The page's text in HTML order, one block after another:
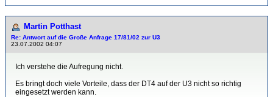
Martin Potthast
Re: Antwort auf die Große Anfrage 17/81/02 zur U3
23.07.2002 04:07
Ich verstehe die Aufregung nicht.
Es bringt doch viele Vorteile, dass der DT4 auf der U3 nicht so richtig
eingesetzt werden kann.